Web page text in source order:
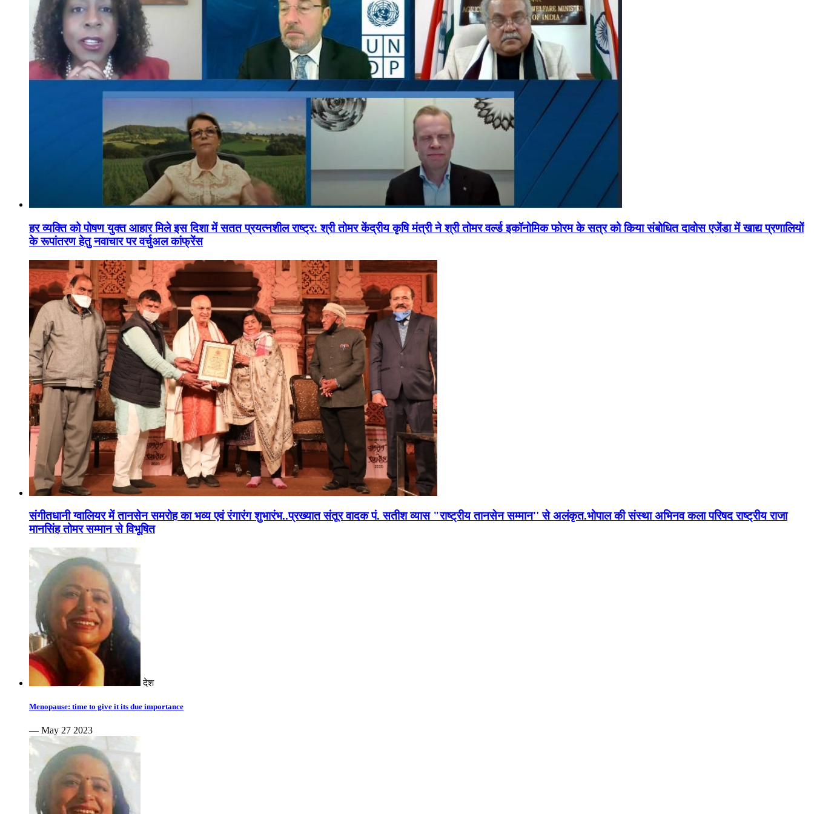
हर व्यक्ति को पोषण युक्त आहार मिले इस दिशा में सतत प्रयत्नशील राष्ट्र: श्री तोमर केंद्रीय कृषि मंत्री ने श्री तोमर वर्ल्ड इकॉनोमिक फोरम के सत्र को किया संबोधित दावोस एजेंडा में खाद्य प्रणालियों
के रूपांतरण हेतु नवाचार पर वर्चुअल कांफ्रेंस
संगीतधानी ग्वालियर में तानसेन समरोह का भव्य एवं रंगारंग शुभारंभ..प्रख्यात संतूर वादक पं. सतीश व्यास "राष्ट्रीय तानसेन सम्मान'' से अलंकृत.भोपाल की संस्था अभिनव कला परिषद राष्ट्रीय राजा
मानसिंह तोमर सम्मान से विभूषित
देश
Menopause: time to give it its due importance
— May 27 2023